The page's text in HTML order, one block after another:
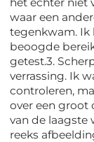
het echter niet
waar een
tegenkwam. Ik
beoogde
getest.3.
verrassing. Ik
controleren,
over een groot
van de laagste
reeks